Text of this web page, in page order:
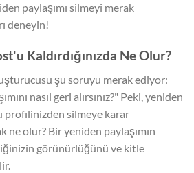
paylaşımı silmeyi merak
deneyin!
Kaldırdığınızda Ne Olur?
şu soruyu merak ediyor:
nasıl geri alırsınız?" Peki, yeniden
profilinizden silmeye karar
ne olur? Bir yeniden paylaşımın
görünürlüğünü ve kitle